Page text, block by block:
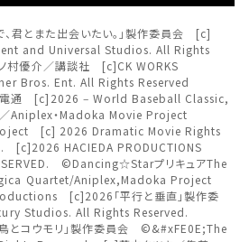
を確認する
ト会員もあります。
更する
君とまた出会いたい。」製作委員会 [c]
and Universal Studios. All Rights
村優介／講談社 [c]CK WORKS
Bros. Ent. All Rights Reserved
電通 [c]2026 ‒ World Baseball Classic,
・Madoka Movie Project
[c] 2026 Dramatic Movie Rights
[c]2026 HACIEDA PRODUCTIONS
©Dancing☆StarプリキュアThe
Quartet/Aniplex,Madoka Project
[c]2026「平行と垂直」製作委
Studios. All Rights Reserved.
コウモリ」製作委員会 ©&#xFE0E;The
閉じる
変更しますか？
以降で選択いただいた情報は解除
されます。
変更する
閉じる
を変更しますか？
以降で選択いただいた情報は解
除されます。
変更する
閉じる
機能のご利用には
員へのご登録が必要です。
のログイン・ご登録はこちら